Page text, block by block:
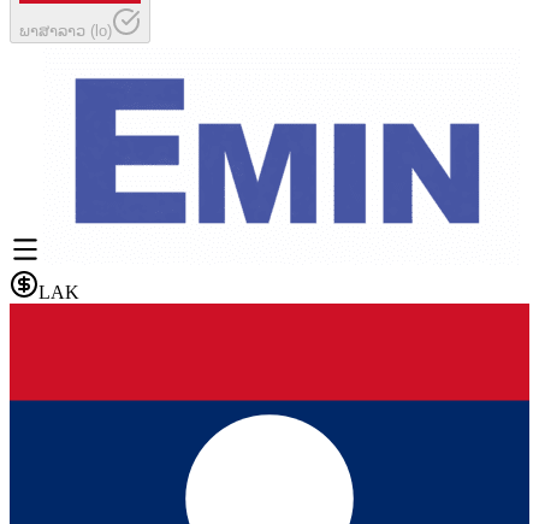
ພາສາລາວ (lo)
LAK